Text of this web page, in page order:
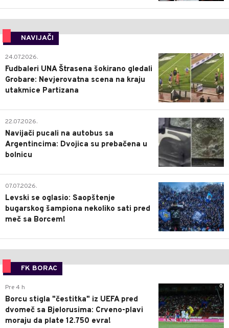
NAVIJAČI
0
24.07.2026.
Fudbaleri UNA Štrasena šokirano gledali
Grobare: Nevjerovatna scena na kraju
utakmice Partizana
0
22.07.2026.
Navijači pucali na autobus sa
Argentincima: Dvojica su prebačena u
bolnicu
1
07.07.2026.
Levski se oglasio: Saopštenje
bugarskog šampiona nekoliko sati pred
meč sa Borcem!
FK BORAC
0
Pre 4 h
Borcu stigla "čestitka" iz UEFA pred
dvomeč sa Bjelorusima: Crveno-plavi
moraju da plate 12.750 evra!